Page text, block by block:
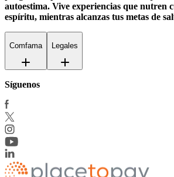
autoestima. Vive experiencias que nutren
espíritu, mientras alcanzas tus metas de
Comfama Legales
Síguenos